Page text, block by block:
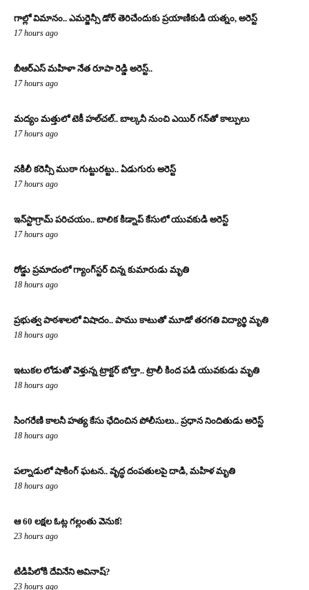
గాల్లో విమానం.. ఎమర్జెన్సీ డోర్ తెరిచేందుకు ప్రయాణికుడి యత్నం, అరెస్ట్
17 hours ago
బీఆర్ఎస్ మహిళా నేత రూపా రెడ్డి అరెస్ట్..
17 hours ago
మద్యం మత్తులో టెకీ హల్‌చల్.. బాల్కనీ నుంచి ఎయిర్ గన్‌తో కాల్పులు
17 hours ago
నకిలీ కరెన్సీ ముఠా గుట్టురట్టు.. ఏడుగురు అరెస్ట్
17 hours ago
ఇన్‌స్టాగ్రామ్ పరిచయం.. బాలిక కిడ్నాప్ కేసులో యువకుడి అరెస్ట్
17 hours ago
రోడ్డు ప్రమాదంలో గ్యాంగ్‌స్టర్ చిన్న కుమారుడు మృతి
18 hours ago
ప్రభుత్వ పాఠశాలలో విషాదం.. పాము కాటుతో మూడో తరగతి విద్యార్థి మృతి
18 hours ago
ఇటుకల లోడుతో వెళ్తున్న ట్రాక్టర్ బోల్తా.. ట్రాలీ కింద పడి యువకుడు మృతి
18 hours ago
సింగరేణి కాలనీ హత్య కేసు ఛేదించిన పోలీసులు.. ప్రధాన నిందితుడు అరెస్ట్
18 hours ago
పల్నాడులో షాకింగ్ ఘటన.. వృద్ధ దంపతులపై దాడి, మహిళ మృతి
18 hours ago
ఆ 60 లక్షల ఓట్ల గల్లంతు వెనుక!
23 hours ago
టిడిపిలోకి దేవినేని అవినాష్?
23 hours ago